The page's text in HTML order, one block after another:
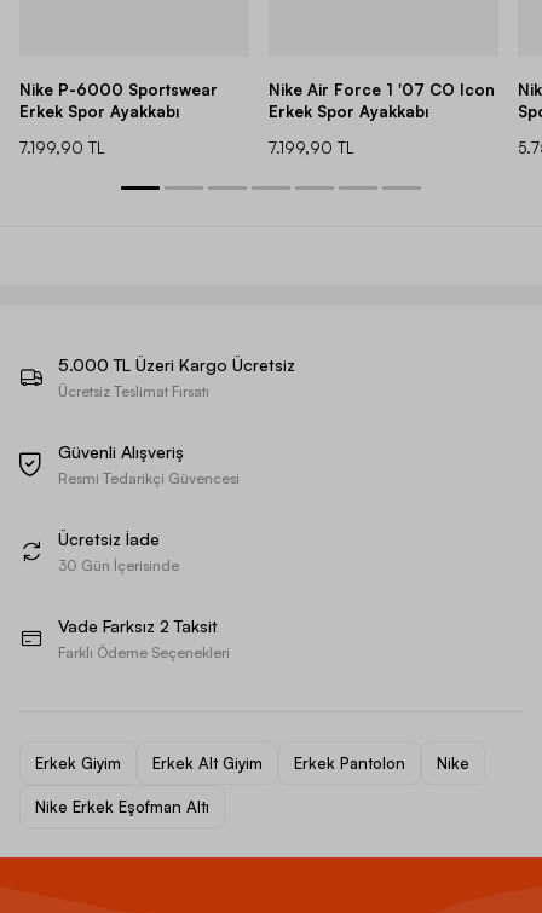
Nike P-6000 Sportswear
Erkek Spor Ayakkabı
7.199,90 TL
Nike Air Force 1 '07 CO Icon
Erkek Spor Ayakkabı
7.199,90 TL
5.000 TL Üzeri Kargo Ücretsiz
Ücretsiz Teslimat Fırsatı
Güvenli Alışveriş
Resmi Tedarikçi Güvencesi
Ücretsiz İade
30 Gün İçerisinde
Vade Farksız 2 Taksit
Farklı Ödeme Seçenekleri
Erkek Giyim Erkek Alt Giyim Erkek Pantolon Nike
Nike Erkek Eşofman Altı